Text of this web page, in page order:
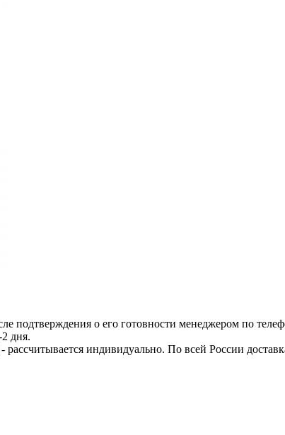
подтверждения о его готовности менеджером по
2 дня.
индивидуально. По всей России